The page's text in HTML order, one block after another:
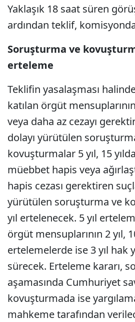
Yaklaşık 18 saat süren
ardından teklif,
Soruşturma ve
erteleme
Teklifin yasalaşması
katılan örgüt mensuplarının
veya daha az cezayı
dolayı yürütülen
kovuşturmalar 5 yıl, 15
müebbet hapis veya
hapis cezası gerektiren
yürütülen soruşturma ve
yıl ertelenecek. 5 yıl
örgüt mensuplarının 2 yıl,
ertelemelerde ise 3 yıl hak
sürecek. Erteleme kararı,
aşamasında Cumhuriyet
kovuşturmada ise
mahkeme tarafından